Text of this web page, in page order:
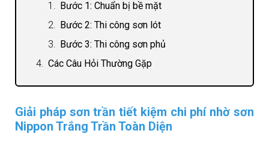
Bước 1: Chuẩn bị bề mặt
Bước 2: Thi công sơn lót
Bước 3: Thi công sơn phủ
Các Câu Hỏi Thường Gặp
Giải pháp sơn trần tiết kiệm chi phí nhờ sơn
Nippon Trắng Trần Toàn Diện